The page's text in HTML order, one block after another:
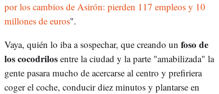
por los cambios de Asirón: pierden 117 empleos y 10
millones de euros".
Vaya, quién lo iba a sospechar, que creando un foso de
los cocodrilos entre la ciudad y la parte "amabilizada" la
gente pasara mucho de acercarse al centro y prefiriera
coger el coche, conducir diez minutos y plantarse en